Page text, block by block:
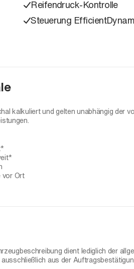
Reifendruck-Kontrolle
Steuerung
kalkuliert und gelten unabhängig der
vor Ort
dient lediglich der
aus der